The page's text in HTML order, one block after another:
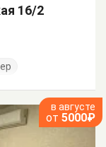
16/2
в августе
от 5000₽